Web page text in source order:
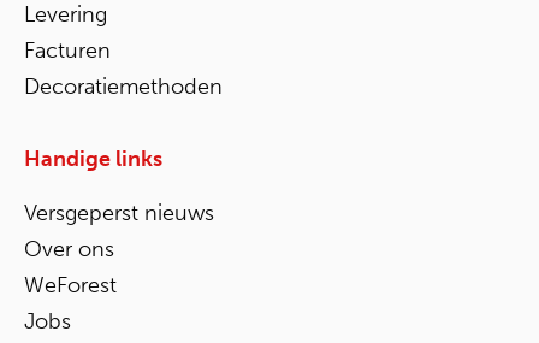
Levering
Facturen
Decoratiemethoden
Handige links
Versgeperst nieuws
Over ons
WeForest
Jobs